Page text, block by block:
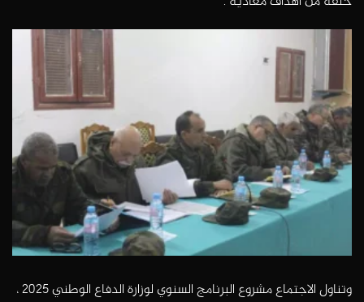
وتناول الاجتماع مشروع البرنامج السنوي لوزارة الدفاع الوطني 2025 ،